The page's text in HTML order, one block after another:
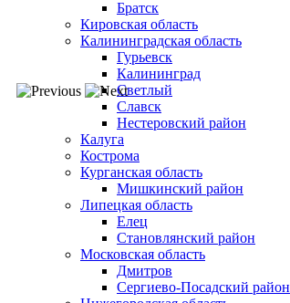
Братск
Кировская область
Калининградская область
Гурьевск
Калининград
Светлый
Славск
Нестеровский район
Калуга
Кострома
Курганская область
Мишкинский район
Липецкая область
Елец
Становлянский район
Московская область
Дмитров
Сергиево-Посадский район